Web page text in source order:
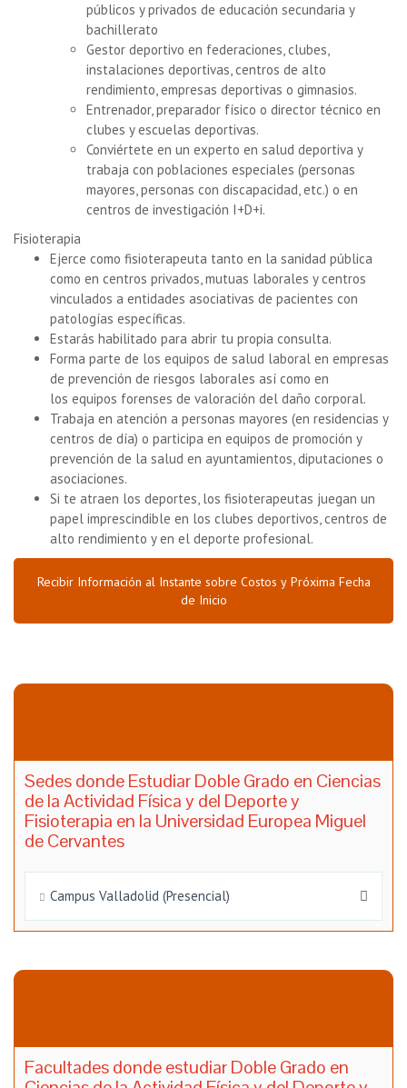
públicos y privados de educación secundaria y
bachillerato
Gestor deportivo en federaciones, clubes,
instalaciones deportivas, centros de alto
rendimiento, empresas deportivas o gimnasios.
Entrenador,preparador físico o director técnico en
clubes y escuelas deportivas.
Conviértete en un experto en salud deportiva y
trabaja con poblaciones especiales (personas
mayores, personas con discapacidad, etc.) o en
centros de investigación I+D+i.
Fisioterapia
Ejerce como fisioterapeuta tanto en la sanidad pública
como en centros privados, mutuas laborales y centros
vinculados a entidades asociativas de pacientes con
patologías específicas.
Estarás habilitado para abrir tu propia consulta.
Forma parte de los equipos de salud laboral en empresas
de prevención de riesgos laborales así como en
los equipos forenses de valoración del daño corporal.
Trabaja en atención a personas mayores (en residencias y
centros de día) o participa en equipos de promoción y
prevención de la salud en ayuntamientos, diputaciones o
asociaciones.
Si te atraen los deportes, los fisioterapeutas juegan un
papel imprescindible en los clubes deportivos, centros de
alto rendimiento y en el deporte profesional.
Recibir Información al Instante sobre Costos y Próxima Fecha
de Inicio
Sedes donde Estudiar Doble Grado en Ciencias
de la Actividad Física y del Deporte y
Fisioterapia en la Universidad Europea Miguel
de Cervantes
Campus Valladolid (Presencial)
Facultades donde estudiar Doble Grado en